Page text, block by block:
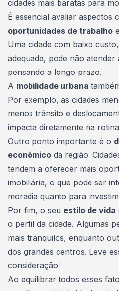
cidades mais baratas para
É essencial avaliar aspectos
oportunidades de trabalho e
Uma cidade com baixo
adequada, pode não atender
pensando a longo prazo.
A mobilidade urbana
Por exemplo, as cidades
menos trânsito e
impacta diretamente na
Outro ponto importante é o
econômico da região.
tendem a oferecer mais
imobiliária, o que pode ser
moradia quanto para
Por fim, o seu estilo de vida
o perfil da cidade. Algumas
mais tranquilos, enquanto
dos grandes centros. Leve
consideração!
Ao equilibrar todos esses